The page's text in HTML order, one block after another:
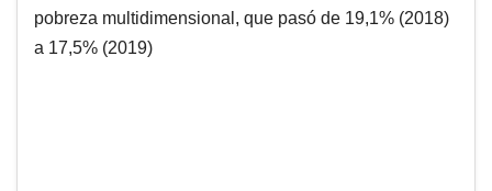
pobreza multidimensional, que pasó de 19,1% (2018)
a 17,5% (2019)